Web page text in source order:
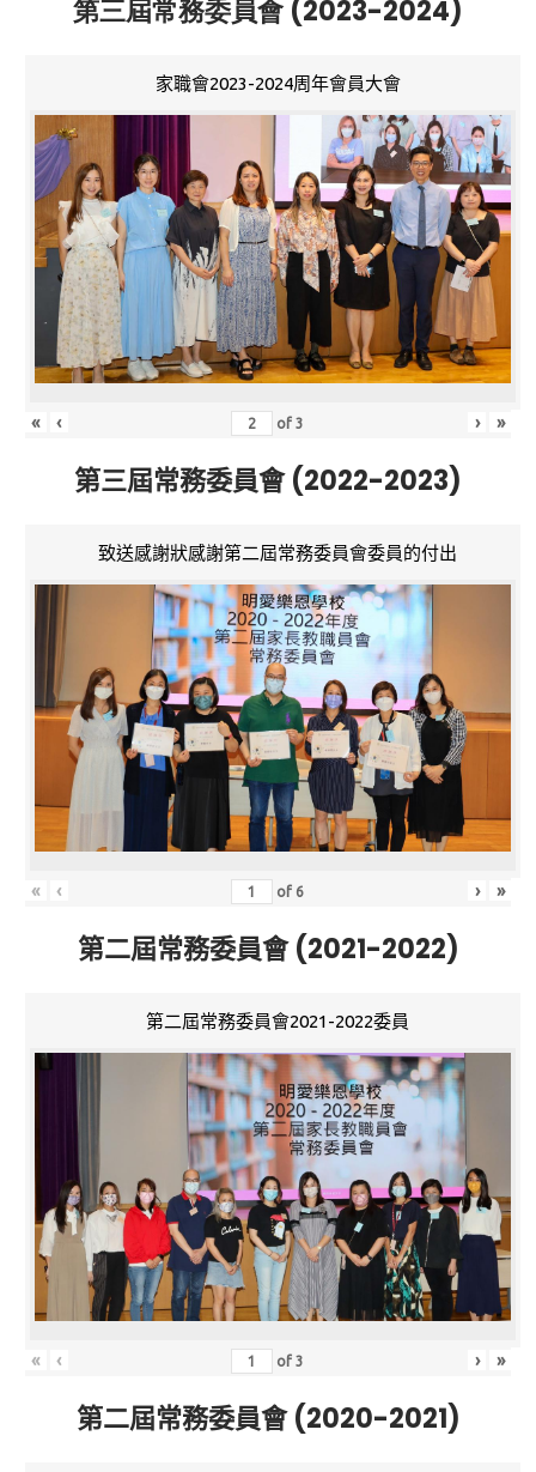
第三屆常務委員會 (2023-2024)
家職會2023-2024周年會員大會
« ‹ of3 › »
第三屆常務委員會 (2022-2023)
致送感謝狀感謝第二屆常務委員會委員的付出
« ‹ of 6 › »
第二屆常務委員會 (2021-2022)
第二屆常務委員會2021-2022委員
« ‹ of3 › »
第二屆常務委員會 (2020-2021)